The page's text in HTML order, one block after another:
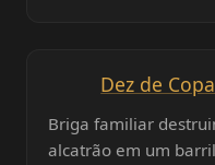
Dez de
Briga familiar
alcatrão em um